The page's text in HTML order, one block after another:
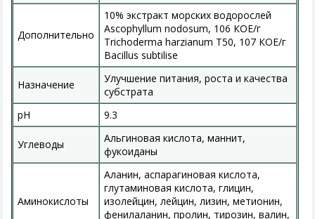
Дополнительно
10% экстракт морских водорослей
Ascophyllum nodosum, 106 КОЕ/г
Trichoderma harzianum T50, 107 КОЕ/г
Bacillus subtilise
Назначение
Улучшение питания, роста и качества
субстрата
pH
9.3
Углеводы
Альгиновая кислота, маннит,
фукоиданы
Аминокислоты
Аланин, аспарагиновая кислота,
глутаминовая кислота, глицин,
изолейцин, лейцин, лизин, метионин,
фенилаланин, пролин, тирозин, валин,